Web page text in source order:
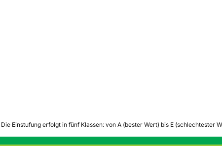
Die Einstufung erfolgt in fünf Klassen: von A (bester Wert) bis E (schlechtester